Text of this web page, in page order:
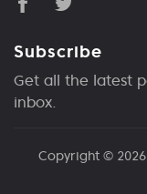
Subscribe
Get all the latest
inbox.
Copyright © 2026